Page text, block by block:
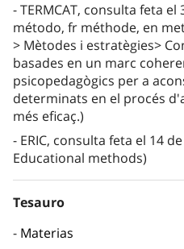
TERMCAT, consulta feta
método, fr méthode, en
> Mètodes i estratègies>
basades en un marc
psicopedagògics per a
determinats en el procés
més eficaç.)
ERIC, consulta feta el 14
Educational methods)
Tesauro
Materias